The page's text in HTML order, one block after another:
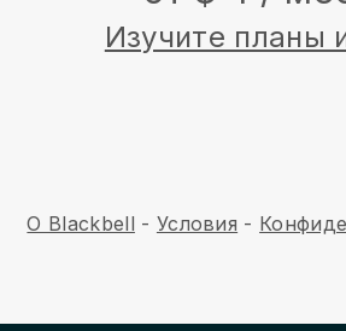
Изучите планы
О Blackbell - Условия -